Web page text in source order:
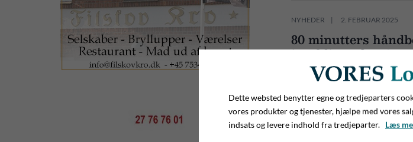
NYHEDER 2. FEBRUAR 2025
80 minutters
i Kolding efter 2 x
Dette websted benytter egne og tredjeparters
vores produkter og tjenester, hjælpe med vores
indsats og levere indhold fra tredjeparter. Læs